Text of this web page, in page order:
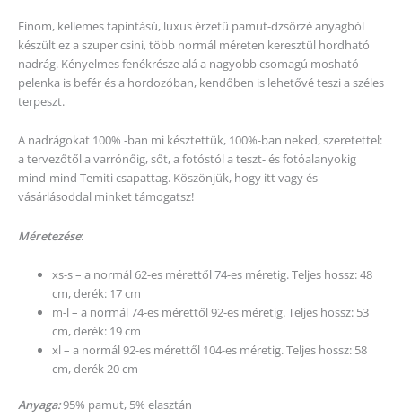
Finom, kellemes tapintású, luxus érzetű pamut-dzsörzé anyagból
készült ez a szuper csini, több normál méreten keresztül hordható
nadrág. Kényelmes fenékrésze alá a nagyobb csomagú mosható
pelenka is befér és a hordozóban, kendőben is lehetővé teszi a széles
terpeszt.
A nadrágokat 100% -ban mi késztettük, 100%-ban neked, szeretettel:
a tervezőtől a varrónőig, sőt, a fotóstól a teszt- és fotóalanyokig
mind-mind Temiti csapattag. Köszönjük, hogy itt vagy és
vásárlásoddal minket támogatsz!
Méretezése:
xs-s – a normál 62-es mérettől 74-es méretig. Teljes hossz: 48
cm, derék: 17 cm
m-l – a normál 74-es mérettől 92-es méretig. Teljes hossz: 53
cm, derék: 19 cm
xl – a normál 92-es mérettől 104-es méretig. Teljes hossz: 58
cm, derék 20 cm
Anyaga:95% pamut, 5% elasztán